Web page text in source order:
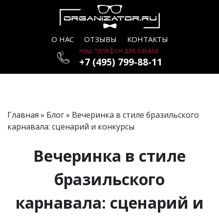
О НАС ОТЗЫВЫ КОНТАКТЫ
наш телефон для заказа
+7 (495) 799-88-11
Главная » Блог» Вечеринка в стиле бразильского
карнавала: сценарий и конкурсы
Вечеринка в стиле
бразильского
карнавала: сценарий и